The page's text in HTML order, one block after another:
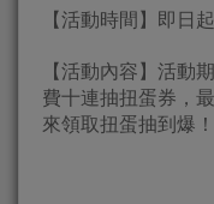
【活動時間】即日
【活動內容】活動
費十連抽扭蛋券，
來領取扭蛋抽到爆！